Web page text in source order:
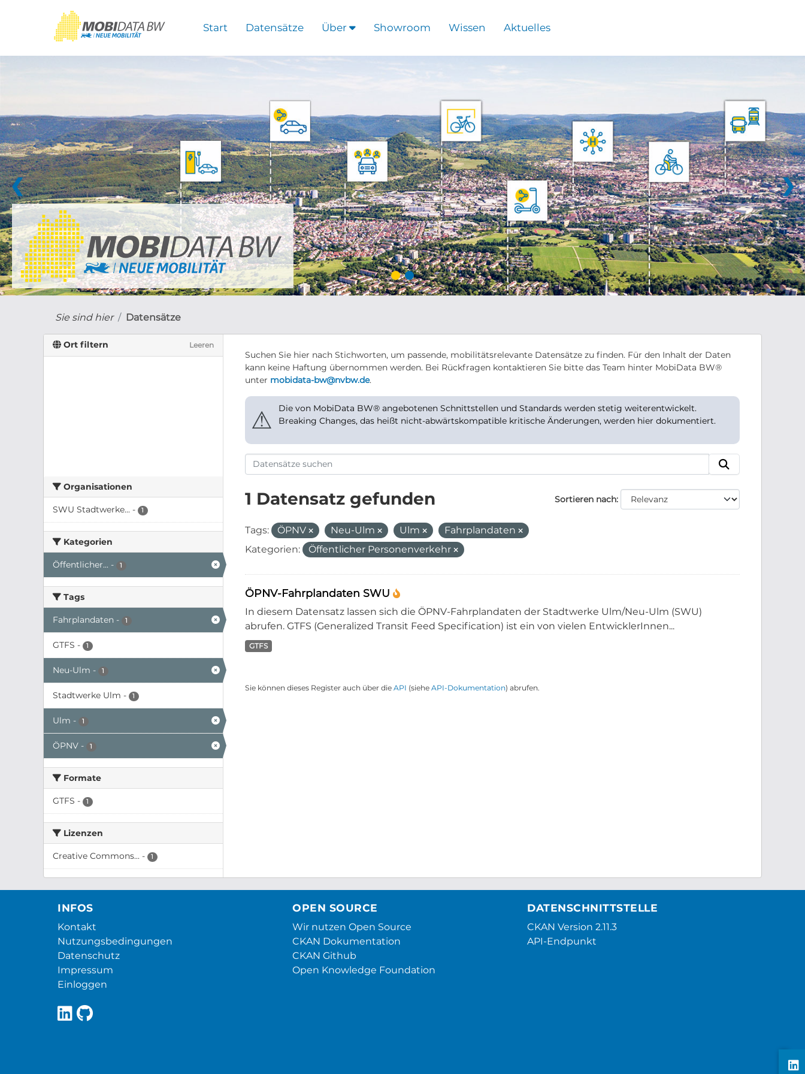
Start Datensätze Über Showroom Wissen Aktuelles
❮ ❯
Sie sind hier Datensätze
Ort filtern Leeren
Organisationen
SWU Stadtwerke... - 1
Kategorien
Öffentlicher... - 1
Tags
Fahrplandaten - 1
GTFS - 1
Neu-Ulm - 1
Stadtwerke Ulm - 1
Ulm - 1
ÖPNV - 1
Formate
GTFS - 1
Lizenzen
Creative Commons... - 1
Suchen Sie hier nach Stichworten, um passende, mobilitätsrelevante Datensätze zu finden. Für den Inhalt der Daten
kann keine Haftung übernommen werden. Bei Rückfragen kontaktieren Sie bitte das Team hinter MobiData BW®
unter mobidata-bw@nvbw.de.
⚠
Die von MobiData BW® angebotenen Schnittstellen und Standards werden stetig weiterentwickelt.
Breaking Changes, das heißt nicht-abwärtskompatible kritische Änderungen, werden hier dokumentiert.
Sortieren nach
1 Datensatz gefunden
Tags: ÖPNV Neu-Ulm Ulm
Fahrplandaten
Kategorien:
Öffentlicher Personenverkehr
ÖPNV-Fahrplandaten SWU
In diesem Datensatz lassen sich die ÖPNV-Fahrplandaten der Stadtwerke Ulm/Neu-Ulm (SWU)
abrufen. GTFS (Generalized Transit Feed Specification) ist ein von vielen EntwicklerInnen...
GTFS
Sie können dieses Register auch über die API (siehe API-Dokumentation) abrufen.
INFOS
Kontakt
Nutzungsbedingungen
Datenschutz
Impressum
Einloggen
OPEN SOURCE
Wir nutzen Open Source
CKAN Dokumentation
CKAN Github
Open Knowledge Foundation
DATENSCHNITTSTELLE
CKAN Version 2.11.3
API-Endpunkt